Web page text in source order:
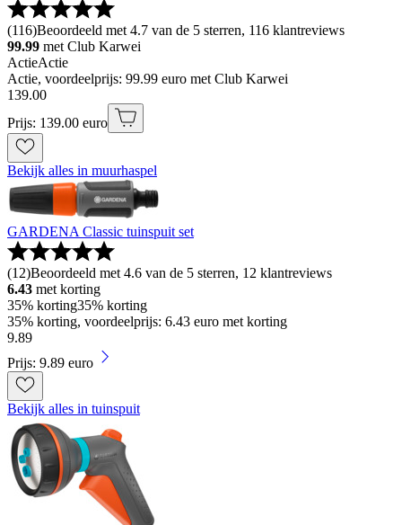
(116)Beoordeeld met 4.7 van de 5 sterren, 116 klantreviews
99.99 met Club Karwei
ActieActie
Actie, voordeelprijs: 99.99 euro met Club Karwei
139.00
Prijs: 139.00 euro
Bekijk alles in muurhaspel
GARDENA Classic tuinspuit set
(12)Beoordeeld met 4.6 van de 5 sterren, 12 klantreviews
6.43 met korting
35% korting35% korting
35% korting, voordeelprijs: 6.43 euro met korting
9.89
Prijs: 9.89 euro
Bekijk alles in tuinspuit